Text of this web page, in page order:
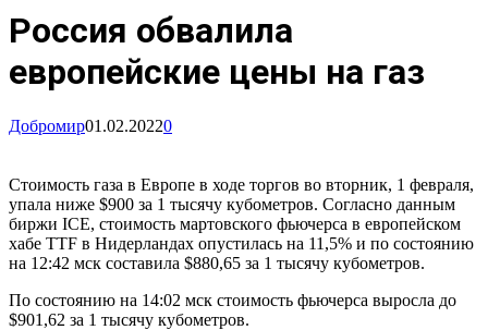
Россия обвалила
европейские цены на газ
Добромир01.02.20220
Стоимость газа в Европе в ходе торгов во вторник, 1 февраля,
упала ниже $900 за 1 тысячу кубометров. Согласно данным
биржи ICE, стоимость мартовского фьючерса в европейском
хабе TTF в Нидерландах опустилась на 11,5% и по состоянию
на 12:42 мск составила $880,65 за 1 тысячу кубометров.
По состоянию на 14:02 мск стоимость фьючерса выросла до
$901,62 за 1 тысячу кубометров.